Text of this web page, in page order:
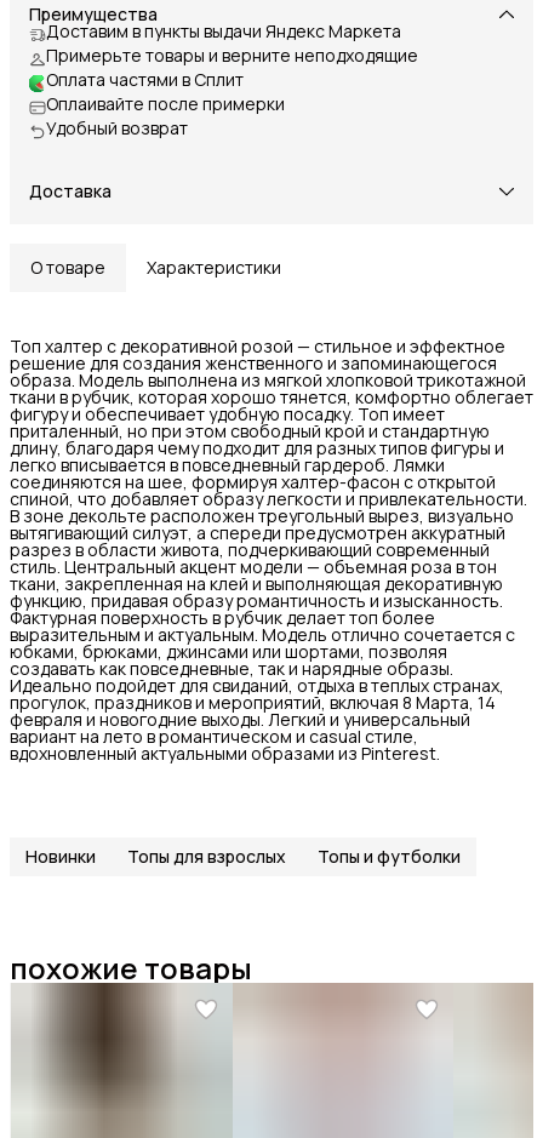
Преимущества
Доставим в пункты выдачи Яндекс Маркета
Примерьте товары и верните неподходящие
Оплата частями в Сплит
Оплаивайте после примерки
Удобный возврат
Доставка
О товаре Характеристики
Топ халтер с декоративной розой — стильное и эффектное
решение для создания женственного и запоминающегося
образа. Модель выполнена из мягкой хлопковой трикотажной
ткани в рубчик, которая хорошо тянется, комфортно облегает
фигуру и обеспечивает удобную посадку. Топ имеет
приталенный, но при этом свободный крой и стандартную
длину, благодаря чему подходит для разных типов фигуры и
легко вписывается в повседневный гардероб. Лямки
соединяются на шее, формируя халтер-фасон с открытой
спиной, что добавляет образу легкости и привлекательности.
В зоне декольте расположен треугольный вырез, визуально
вытягивающий силуэт, а спереди предусмотрен аккуратный
разрез в области живота, подчеркивающий современный
стиль. Центральный акцент модели — объемная роза в тон
ткани, закрепленная на клей и выполняющая декоративную
функцию, придавая образу романтичность и изысканность.
Фактурная поверхность в рубчик делает топ более
выразительным и актуальным. Модель отлично сочетается с
юбками, брюками, джинсами или шортами, позволяя
создавать как повседневные, так и нарядные образы.
Идеально подойдет для свиданий, отдыха в теплых странах,
прогулок, праздников и мероприятий, включая 8 Марта, 14
февраля и новогодние выходы. Легкий и универсальный
вариант на лето в романтическом и casual стиле,
вдохновленный актуальными образами из Pinterest.
Новинки Топы для взрослых Топы и футболки
похожие товары